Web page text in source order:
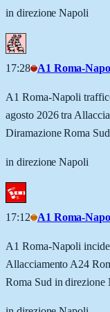
in direzione Napoli
17:28 A1 Roma-
A1 Roma-Napoli
agosto 2026 tra
Diramazione Roma
in direzione Napoli
17:12 A1 Roma-
A1 Roma-Napoli
Allacciamento A24
Roma Sud in direzione